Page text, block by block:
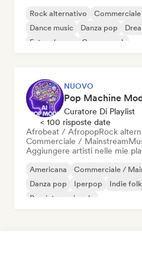
Rock alternativo
Dance music
Danza pop
Future house
Garage rock
NUOVO
Curatore Di Playlist
< 100 risposte date
Afrobeat / AfropopRock
Commerciale / Mainstream
Aggiungere artisti nelle mie
Americana Commerciale /
Danza pop
Iperpop Indie folk
Pop internazionale